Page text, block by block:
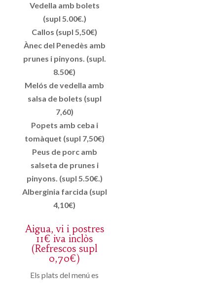
Vedella amb bolets
(supl 5.00€.)
Callos (supl 5,50€)
Ànec del Penedès amb
prunes i pinyons. (supl.
8.50€)
Melós de vedella amb
salsa de bolets (supl
7,60)
Popets amb ceba i
tomàquet (supl 7,50€)
Peus de porc amb
salseta de prunes i
pinyons. (supl 5.50€.)
Alberginia farcida (supl
4,10€)
Aigua, vi i postres
11€ iva inclòs
(Refrescos supl
0,70€)
Els plats del menú es